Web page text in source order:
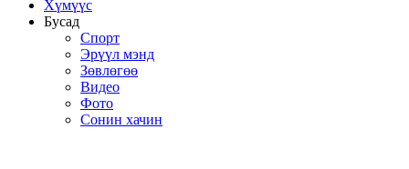
Хүмүүс
Бусад
Спорт
Эрүүл мэнд
Зөвлөгөө
Видео
Фото
Сонин хачин